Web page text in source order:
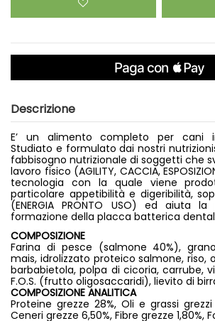
Descrizione
E’ un alimento completo per cani in
Studiato e formulato dai nostri
fabbisogno nutrizionale di soggetti che
lavoro fisico (AGILITY, CACCIA,
tecnologia con la quale viene
particolare appetibilità e digeribilità,
(ENERGIA PRONTO USO) ed aiuta
formazione della placca batterica
COMPOSIZIONE
Farina di pesce (salmone 40%),
mais, idrolizzato proteico salmone, riso,
barbabietola, polpa di cicoria, carrube,
F.O.S. (frutto oligosaccaridi), lievito di
COMPOSIZIONE ANALITICA
Proteine grezze 28%, Oli e grassi grezzi
Ceneri grezze 6,50%, Fibre grezze 1,80%,